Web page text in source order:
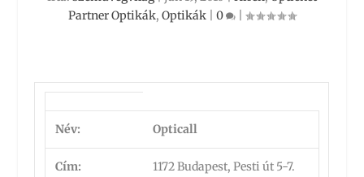
Partner Optikák, Optikák 0
Név: Opticall
Cím:
1172 Budapest, Pesti út 5-7.